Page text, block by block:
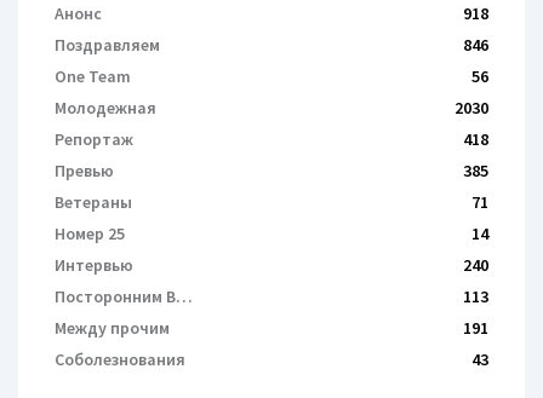
Анонс
918
Поздравляем
846
One Team
56
Молодежная
2030
Репортаж
418
Превью
385
Ветераны
71
Номер 25
14
Интервью
240
Посторонним В…
113
Между прочим
191
Соболезнования
43